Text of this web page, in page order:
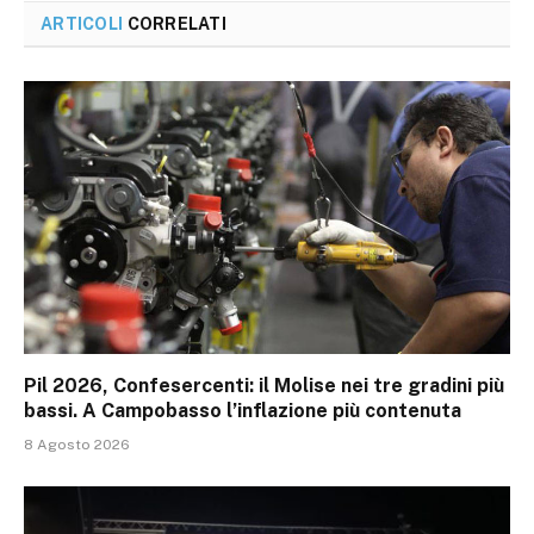
ARTICOLI CORRELATI
Pil 2026, Confesercenti: il Molise nei tre gradini più
bassi. A Campobasso l’inflazione più contenuta
8 Agosto 2026